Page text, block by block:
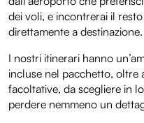
dei voli, e incontrerai il
direttamente a destinazione.
I nostri itinerari hanno
incluse nel pacchetto, oltre
facoltative, da scegliere in
perdere nemmeno un